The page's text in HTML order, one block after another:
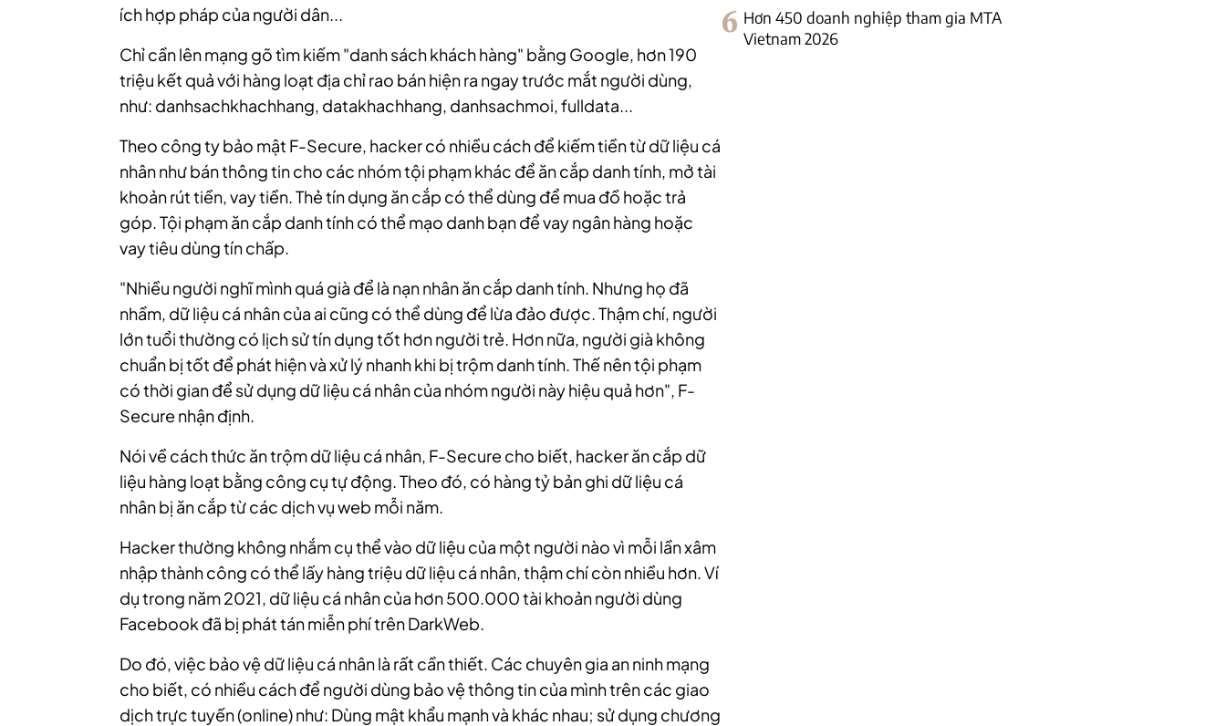
ích hợp pháp của người dân...
Chỉ cần lên mạng gõ tìm kiếm "danh sách khách hàng" bằng Google, hơn 190
triệu kết quả với hàng loạt địa chỉ rao bán hiện ra ngay trước mắt người dùng,
như: danhsachkhachhang, datakhachhang, danhsachmoi, fulldata...
Theo công ty bảo mật F-Secure, hacker có nhiều cách để kiếm tiền từ dữ liệu cá
nhân như bán thông tin cho các nhóm tội phạm khác để ăn cắp danh tính, mở tài
khoản rút tiền, vay tiền. Thẻ tín dụng ăn cắp có thể dùng để mua đồ hoặc trả
góp. Tội phạm ăn cắp danh tính có thể mạo danh bạn để vay ngân hàng hoặc
vay tiêu dùng tín chấp.
"Nhiều người nghĩ mình quá già để là nạn nhân ăn cắp danh tính. Nhưng họ đã
nhầm, dữ liệu cá nhân của ai cũng có thể dùng để lừa đảo được. Thậm chí, người
lớn tuổi thường có lịch sử tín dụng tốt hơn người trẻ. Hơn nữa, người già không
chuẩn bị tốt để phát hiện và xử lý nhanh khi bị trộm danh tính. Thế nên tội phạm
có thời gian để sử dụng dữ liệu cá nhân của nhóm người này hiệu quả hơn", F-
Secure nhận định.
Nói về cách thức ăn trộm dữ liệu cá nhân, F-Secure cho biết, hacker ăn cắp dữ
liệu hàng loạt bằng công cụ tự động. Theo đó, có hàng tỷ bản ghi dữ liệu cá
nhân bị ăn cắp từ các dịch vụ web mỗi năm.
Hacker thường không nhắm cụ thể vào dữ liệu của một người nào vì mỗi lần xâm
nhập thành công có thể lấy hàng triệu dữ liệu cá nhân, thậm chí còn nhiều hơn. Ví
dụ trong năm 2021, dữ liệu cá nhân của hơn 500.000 tài khoản người dùng
Facebook đã bị phát tán miễn phí trên DarkWeb.
Do đó, việc bảo vệ dữ liệu cá nhân là rất cần thiết. Các chuyên gia an ninh mạng
cho biết, có nhiều cách để người dùng bảo vệ thông tin của mình trên các giao
dịch trực tuyến (online) như: Dùng mật khẩu mạnh và khác nhau; sử dụng chương
6 Hơn 450 doanh nghiệp tham gia MTA
Vietnam 2026